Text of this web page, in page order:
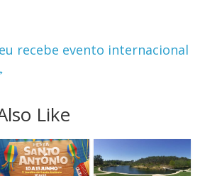
recebe evento internacional
Like